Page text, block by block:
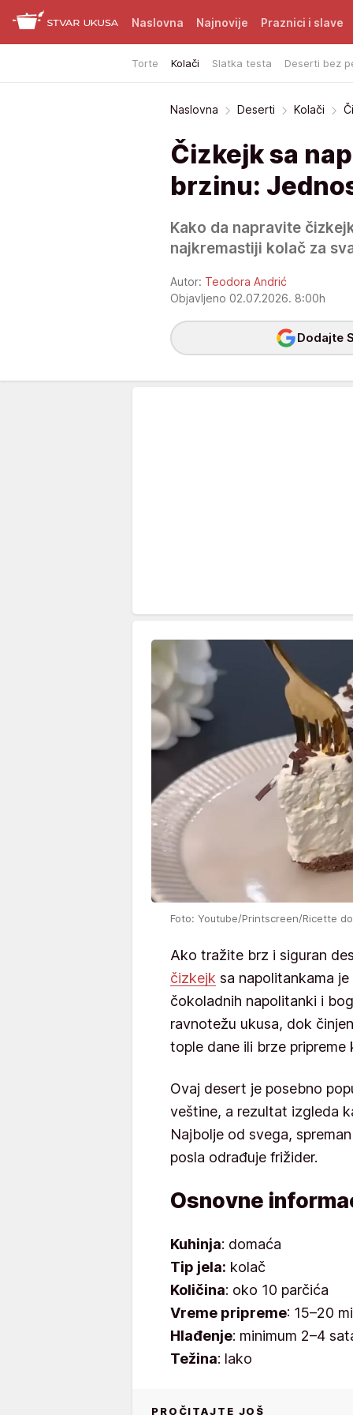
Naslovna Najnovije Praznici i slave
Torte Kolači Slatka testa Deserti bez
Naslovna Deserti Kolači
Čizkejk sa
brzinu:
Kako da napravite
najkremastiji kolač za
Autor: Teodora Andrić
Objavljeno 02.07.2026. 8:00h
Dodajte
Foto: Youtube/Printscreen/Ricette
Ako tražite brz i siguran
čizkejk sa napolitankama
čokoladnih napolitanki i
ravnotežu ukusa, dok
tople dane ili brze pripreme
Ovaj desert je posebno
veštine, a rezultat izgleda
Najbolje od svega,
posla odrađuje frižider.
Osnovne
Kuhinja: domaća
Tip jela: kolač
Količina: oko 10 parčića
Vreme pripreme: 15–20
Hlađenje: minimum 2–4
Težina: lako
PROČITAJTE JOŠ